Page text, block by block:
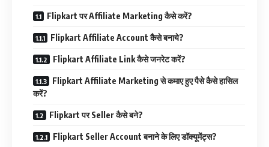
Flipkart पर Affiliate Marketing कैसे करें?
Flipkart Affiliate Account कैसे बनाये?
Flipkart Affiliate Link कैसे जनरेट करें?
Flipkart Affiliate Marketing से कमाए हुए पैसे कैसे हासिल
करें?
Flipkart पर Seller कैसे बने?
Flipkart Seller Account बनाने के लिए डॉक्यूमेंट्स?